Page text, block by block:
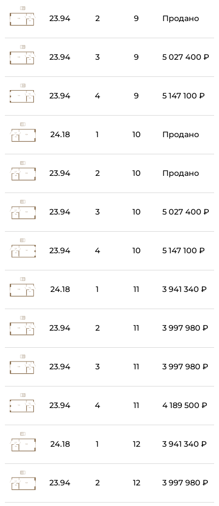
23.94 2 9 Продано
23.94 3 9 5 027 400 ₽
23.94 4 9 5 147 100 ₽
24.18 1 10 Продано
23.94 2 10 Продано
23.94 3 10 5 027 400 ₽
23.94 4 10 5 147 100 ₽
24.18 1 11 3 941 340 ₽
23.94 2 11 3 997 980 ₽
23.94 3 11 3 997 980 ₽
23.94 4 11 4 189 500 ₽
24.18 1 12 3 941 340 ₽
23.94 2 12 3 997 980 ₽